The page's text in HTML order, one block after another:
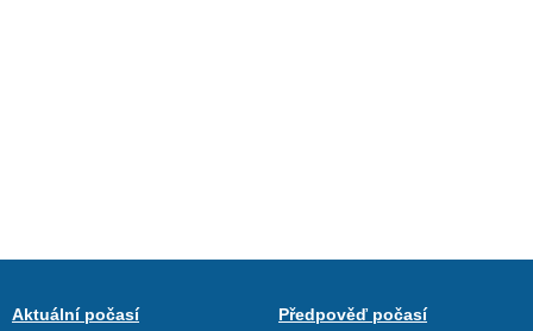
Aktuální počasí
Předpověď počasí